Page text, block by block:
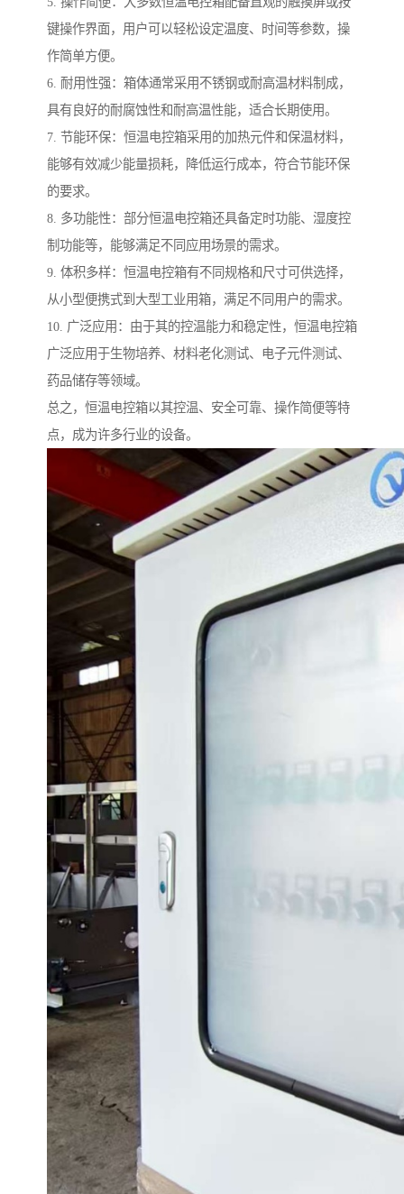
键操作界面，用户可以轻松设定温度、时间等参数，操
作简单方便。
6. 耐用性强：箱体通常采用不锈钢或耐高温材料制成，
具有良好的耐腐蚀性和耐高温性能，适合长期使用。
7. 节能环保：恒温电控箱采用的加热元件和保温材料，
能够有效减少能量损耗，降低运行成本，符合节能环保
的要求。
8. 多功能性：部分恒温电控箱还具备定时功能、湿度控
制功能等，能够满足不同应用场景的需求。
9. 体积多样：恒温电控箱有不同规格和尺寸可供选择，
从小型便携式到大型工业用箱，满足不同用户的需求。
10. 广泛应用：由于其的控温能力和稳定性，恒温电控箱
广泛应用于生物培养、材料老化测试、电子元件测试、
药品储存等领域。
总之，恒温电控箱以其控温、安全可靠、操作简便等特
点，成为许多行业的设备。